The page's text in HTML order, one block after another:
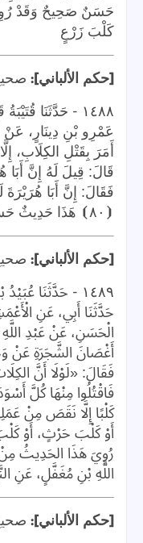
حَسَنٌ صَحِيحٌ وَقَدْ
كَلْبَ زَرْعٍ
[حكم الألباني]:
١٤٨٨ - حَدَّثَنَا
عَمْرِو بْنِ دِينَارٍ،
أَمَرَ بِقَتْلِ الكِلَابِ،
قَالَ: قِيلَ لَهُ إِنَّ
فَقَالَ: إِنَّ أَبَا هُرَيْرَةَ
⦗ ٨٠⦘ هَذَا حَدِيثٌ
[حكم الألباني]:
١٤٨٩ - حَدَّثَنَا
حَدَّثَنَا أَبِي، عَنِ
الْحَسَنِ، عَنْ عَبْدِ
أَغْصَانَ الشَّجَرَةِ عَنْ
فَقَالَ: «لَوْلَا أَنَّ
فَاقْتُلُوا مِنْهَا كُلَّ
كَلْبًا إِلَّا نَقَصَ مِنْ
أَوْ كَلْبَ حَرْثٍ، أَوْ
رُوِيَ هَذَا الحَدِيثُ
اللَّهِ بْنِ مُغَفَّلٍ، عَنِ
[حكم الألباني]: